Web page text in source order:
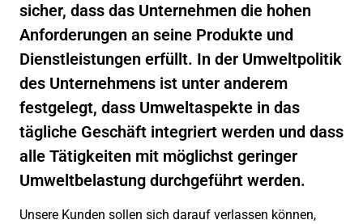
sicher, dass das Unternehmen die hohen
Anforderungen an seine Produkte und
Dienstleistungen erfüllt. In der Umweltpolitik
des Unternehmens ist unter anderem
festgelegt, dass Umweltaspekte in das
tägliche Geschäft integriert werden und dass
alle Tätigkeiten mit möglichst geringer
Umweltbelastung durchgeführt werden.
Unsere Kunden sollen sich darauf verlassen können,